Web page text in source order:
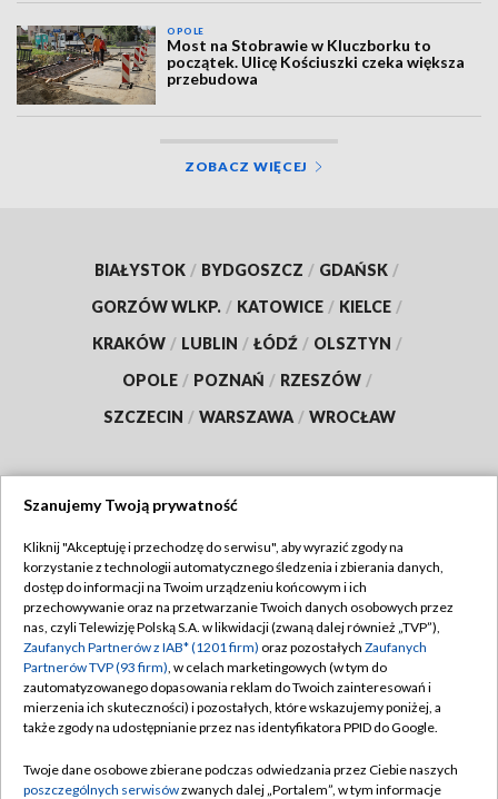
OPOLE
Most na Stobrawie w Kluczborku to
początek. Ulicę Kościuszki czeka większa
przebudowa
ZOBACZ WIĘCEJ
BIAŁYSTOK / BYDGOSZCZ / GDAŃSK /
GORZÓW WLKP. / KATOWICE / KIELCE /
KRAKÓW / LUBLIN / ŁÓDŹ / OLSZTYN /
OPOLE / POZNAŃ / RZESZÓW /
SZCZECIN / WARSZAWA / WROCŁAW
TVP
Abonament TVP
Emisja w TVP
Centrum informacji TVP
Naziemna Telewizja Cyfrowa
Rada Programowa
Regulamin TVP
Polityka prywatności
Moje zgody
Pomoc
Kontakt
Szanujemy Twoją prywatność
Kliknij "Akceptuję i przechodzę do serwisu", aby wyrazić zgody na
korzystanie z technologii automatycznego śledzenia i zbierania danych,
dostęp do informacji na Twoim urządzeniu końcowym i ich
przechowywanie oraz na przetwarzanie Twoich danych osobowych przez
nas, czyli Telewizję Polską S.A. w likwidacji (zwaną dalej również „TVP”),
Zaufanych Partnerów z IAB* (1201 firm) oraz pozostałych Zaufanych
Partnerów TVP (93 firm), w celach marketingowych (w tym do
zautomatyzowanego dopasowania reklam do Twoich zainteresowań i
mierzenia ich skuteczności) i pozostałych, które wskazujemy poniżej, a
także zgody na udostępnianie przez nas identyfikatora PPID do Google.
Twoje dane osobowe zbierane podczas odwiedzania przez Ciebie naszych
poszczególnych serwisówzwanych dalej „Portalem”, w tym informacje